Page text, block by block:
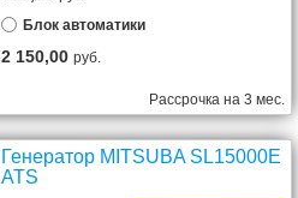
Блок автоматики
2 150,00руб.
Рассрочка на 3 мес.
Генератор MITSUBA SL15000E
ATS